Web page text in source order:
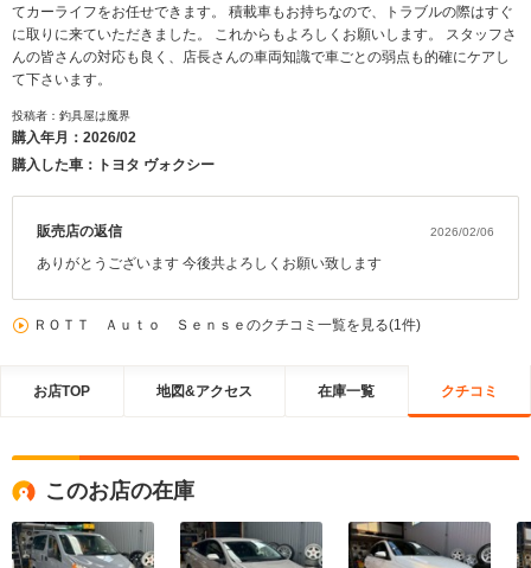
てカーライフをお任せできます。 積載車もお持ちなので、トラブルの際はすぐ
に取りに来ていただきました。 これからもよろしくお願いします。 スタッフさ
んの皆さんの対応も良く、店長さんの車両知識で車ごとの弱点も的確にケアし
て下さいます。
投稿者：釣具屋は魔界
購入年月： 2026/02
購入した車：トヨタ ヴォクシー
販売店の返信 2026/02/06
ありがとうございます 今後共よろしくお願い致します
ＲＯＴＴ Ａｕｔｏ Ｓｅｎｓｅのクチコミ一覧を見る(1件)
お店TOP 地図&アクセス 在庫一覧 クチコミ
このお店の在庫